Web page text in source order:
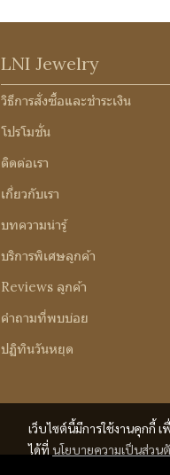
เว็บไซต์นี้มีการใช้งานคุกกี้
ได้ที่ นโยบายความเป็นส่วน
LNI Jewelry
วิธีการสั่งซื้อและชำระเงิน
โปรโมชั่น
ติดต่อเรา
เกี่ยวกับเรา
บทความน่ารู้
บริการพิเศษลูกค้า
Reviews ลูกค้า
คำถามที่พบบ่อย
ปฏิทินวันหยุด